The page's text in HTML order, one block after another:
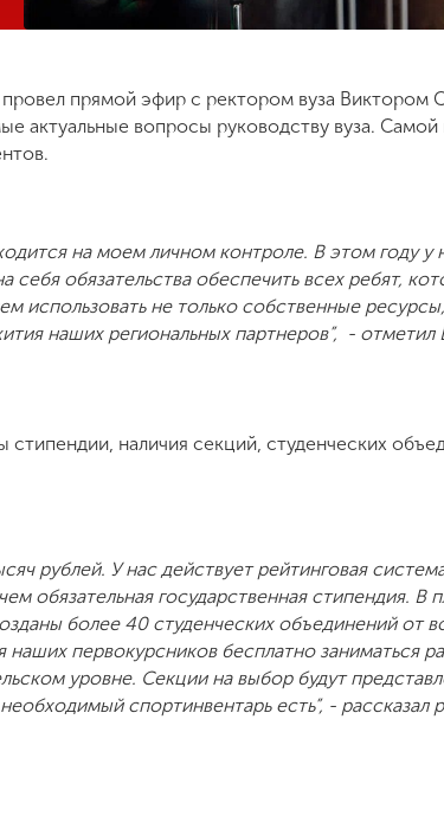
провел прямой эфир с ректором вуза Виктором
актуальные вопросы руководству вуза.
на моем личном контроле. В этом году у
себя обязательства обеспечить всех ребят,
использовать не только собственные
наших региональных партнеров”, - отметил
наличия секций, студенческих
рублей. У нас действует рейтинговая
обязательная государственная стипендия. В
более 40 студенческих объединений от
первокурсников бесплатно заниматься
уровне. Секции на выбор будут
спортинвентарь есть”, - рассказал